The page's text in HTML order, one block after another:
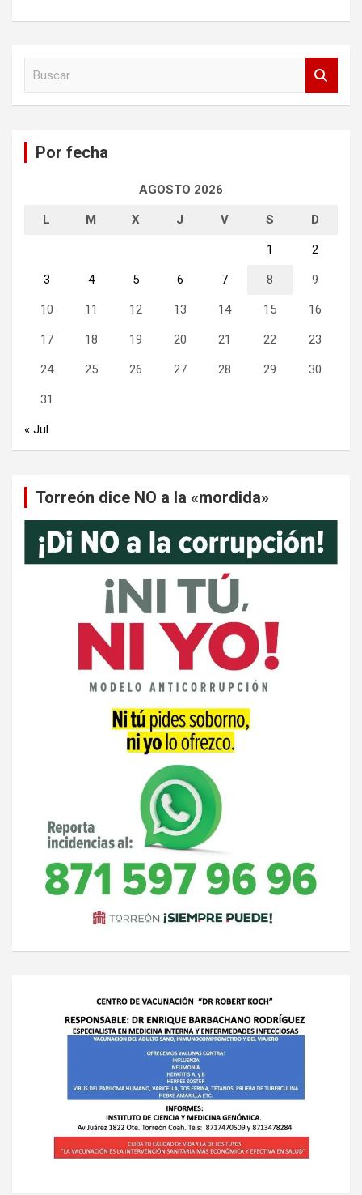
Por fecha
AGOSTO 2026
L M X J V S D
1 2
3 4 5 6 7 8 9
10 11 12 13 14 15 16
17 18 19 20 21 22 23
24 25 26 27 28 29 30
31
« Jul
Torreón dice NO a la «mordida»